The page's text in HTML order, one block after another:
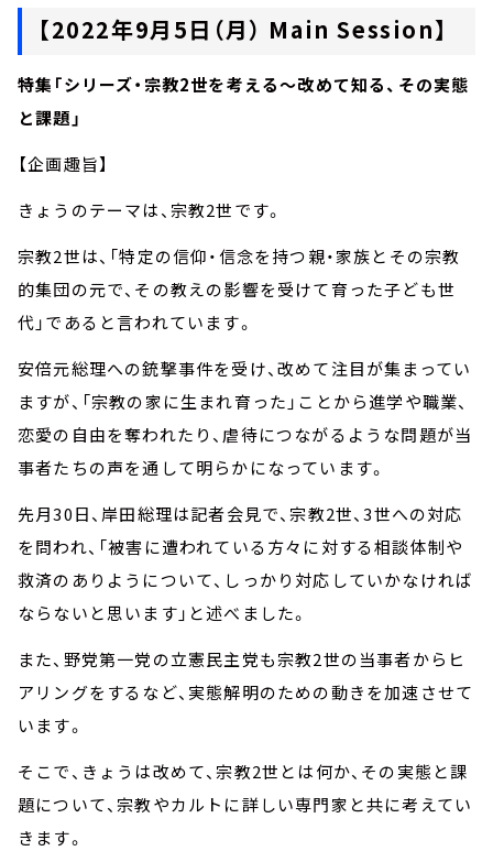
【2022年9月5日（月） Main Session】
特集「シリーズ・宗教2世を考える～改めて知る、その実態
と課題」
【企画趣旨】
きょうのテーマは、宗教2世です。
宗教2世は、「特定の信仰・信念を持つ親・家族とその宗教
的集団の元で、その教えの影響を受けて育った子ども世
代」であると言われています。
安倍元総理への銃撃事件を受け、改めて注目が集まってい
ますが、「宗教の家に生まれ育った」ことから進学や職業、
恋愛の自由を奪われたり、虐待につながるような問題が当
事者たちの声を通して明らかになっています。
先月30日、岸田総理は記者会見で、宗教2世、3世への対応
を問われ、「被害に遭われている方々に対する相談体制や
救済のありようについて、しっかり対応していかなければ
ならないと思います」と述べました。
また、野党第一党の立憲民主党も宗教2世の当事者からヒ
アリングをするなど、実態解明のための動きを加速させて
います。
そこで、きょうは改めて、宗教2世とは何か、その実態と課
題について、宗教やカルトに詳しい専門家と共に考えてい
きます。